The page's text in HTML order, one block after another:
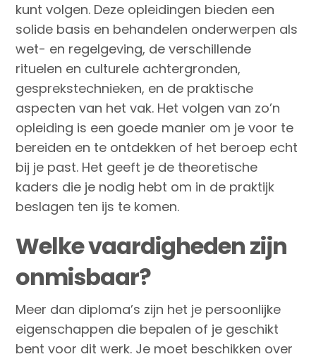
kunt volgen. Deze opleidingen bieden een
solide basis en behandelen onderwerpen als
wet- en regelgeving, de verschillende
rituelen en culturele achtergronden,
gesprekstechnieken, en de praktische
aspecten van het vak. Het volgen van zo’n
opleiding is een goede manier om je voor te
bereiden en te ontdekken of het beroep echt
bij je past. Het geeft je de theoretische
kaders die je nodig hebt om in de praktijk
beslagen ten ijs te komen.
Welke vaardigheden zijn
onmisbaar?
Meer dan diploma’s zijn het je persoonlijke
eigenschappen die bepalen of je geschikt
bent voor dit werk. Je moet beschikken over